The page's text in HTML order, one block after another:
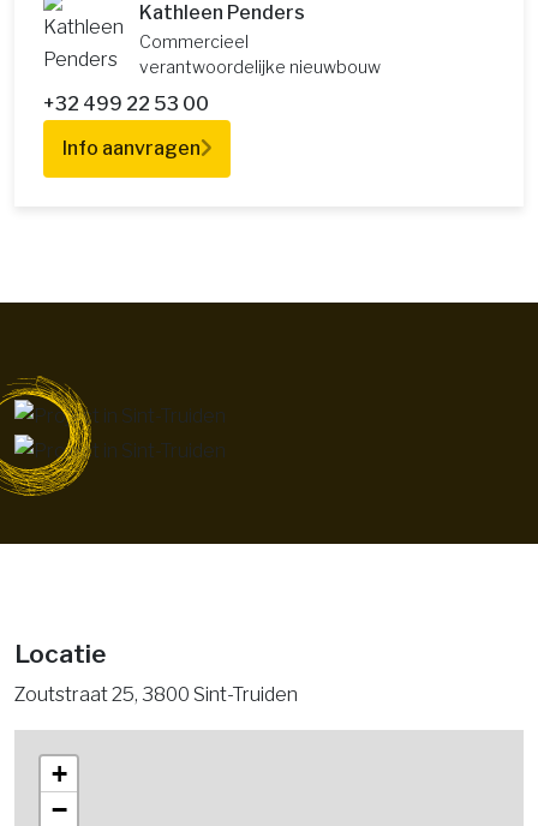
Kathleen Penders
Commercieel
verantwoordelijke nieuwbouw
+32 499 22 53 00
Info aanvragen
Locatie
Zoutstraat 25, 3800 Sint-Truiden
+
−